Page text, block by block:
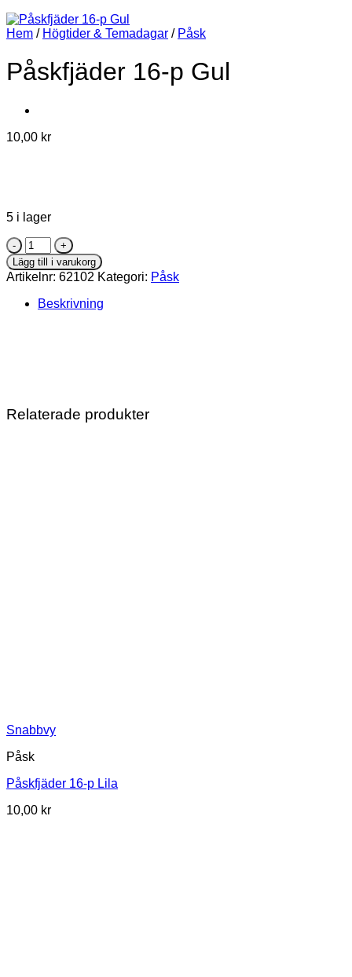
Hem / Högtider & Temadagar / Påsk
Påskfjäder 16-p Gul
10,00 kr
5 i lager
Påskfjäder
16-
p
Gul
mängd
Lägg till i varukorg
Artikelnr: 62102 Kategori: Påsk
Beskrivning
Relaterade produkter
Snabbvy
Påsk
Påskfjäder 16-p Lila
10,00 kr